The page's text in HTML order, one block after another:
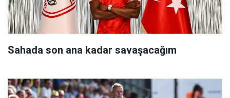
Sahada son ana kadar savaşacağım